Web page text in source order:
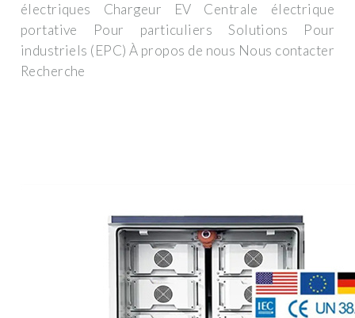
électriques Chargeur EV Centrale électrique
portative Pour particuliers Solutions Pour
industriels (EPC) À propos de nous Nous contacter
Recherche